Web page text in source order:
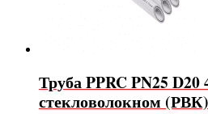
Труба PPRC PN25
стекловолокном (РВК)